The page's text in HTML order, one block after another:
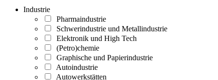
Industrie
Pharmaindustrie
Schwerindustrie und Metallindustrie
Elektronik und High Tech
(Petro)chemie
Graphische und Papierindustrie
Autoindustrie
Autowerkstätten